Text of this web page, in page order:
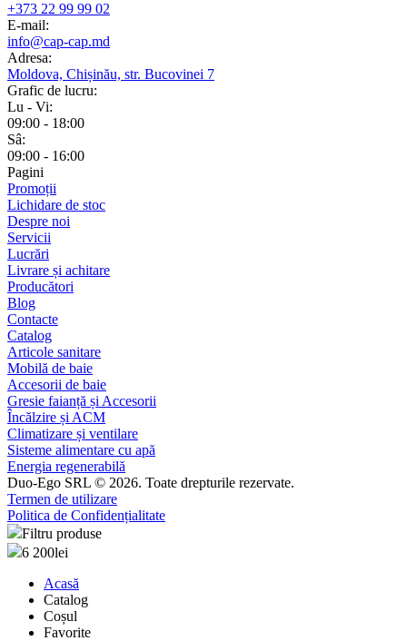
+373 22 99 99 02
E-mail:
info@cap-cap.md
Adresa:
Moldova, Chișinău, str. Bucovinei 7
Grafic de lucru:
Lu - Vi:
09:00 - 18:00
Sâ:
09:00 - 16:00
Pagini
Promoții
Lichidare de stoc
Despre noi
Servicii
Lucrări
Livrare și achitare
Producători
Blog
Contacte
Catalog
Articole sanitare
Mobilă de baie
Accesorii de baie
Gresie faianță și Accesorii
Încălzire și ACM
Climatizare și ventilare
Sisteme alimentare cu apă
Energia regenerabilă
Duo-Ego SRL © 2026. Toate drepturile rezervate.
Termen de utilizare
Politica de Confidențialitate
Filtru produse
6 200lei
Acasă
Catalog
Coșul
Favorite